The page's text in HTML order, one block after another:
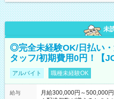
未
◎完全未経験OK/日払い
タッフ/初期費用0円！【
アルバイト 職種未経験OK
給与
月給300,000円～500,000円